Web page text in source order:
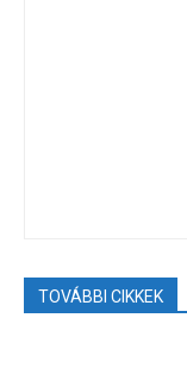
TOVÁBBI CIKKEK